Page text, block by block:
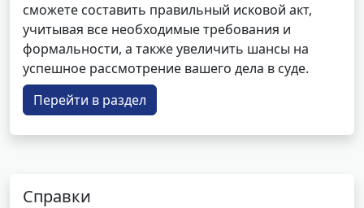
сможете составить правильный исковой акт,
учитывая все необходимые требования и
формальности, а также увеличить шансы на
успешное рассмотрение вашего дела в суде.
Перейти в раздел
Справки